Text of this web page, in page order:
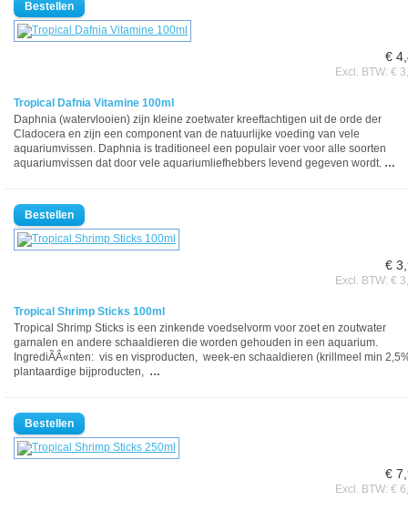
€
Excl. BTW: €
Tropical Dafnia Vitamine 100ml
Daphnia (watervlooien) zijn kleine zoetwater kreeftachtigen uit de orde der
Cladocera en zijn een component van de natuurlijke voeding van vele
aquariumvissen. Daphnia is traditioneel een populair voer voor alle soorten
aquariumvissen dat door vele aquariumliefhebbers levend gegeven wordt. …
€
Excl. BTW: €
Tropical Shrimp Sticks 100ml
Tropical Shrimp Sticks is een zinkende voedselvorm voor zoet en zoutwater
garnalen en andere schaaldieren die worden gehouden in een aquarium.
IngrediÃÂ«nten: vis en visproducten, week-en schaaldieren (krillmeel min
plantaardige bijproducten, …
€
Excl. BTW: €